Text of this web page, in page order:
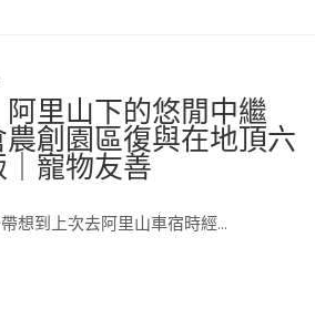
阿里山下的悠閒中繼
創園區復與在地頂六
寵物友善
想到上次去阿里山車宿時經…